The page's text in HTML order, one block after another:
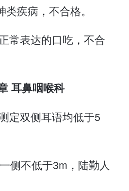
疾病，不合格。
常表达的口吃，不合
耳鼻咽喉科
定双侧耳语均低于5
侧不低于3m，陆勤人